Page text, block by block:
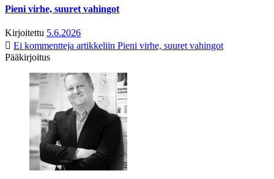
Pieni virhe, suuret vahingot
Kirjoitettu 5.6.2026
Ei kommentteja artikkeliin Pieni virhe, suuret vahingot
Pääkirjoitus